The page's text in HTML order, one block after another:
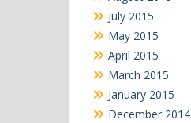
July 2015
May 2015
April 2015
March 2015
January 2015
December 2014